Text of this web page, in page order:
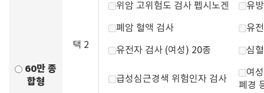
60만 종
합형
택 2
위암 고위험도 검사 펩시노겐 유
폐암 혈액 검사 유
유전자 검사 (여성) 20종 심
급성심근경색 위험인자 검사
여
폐경